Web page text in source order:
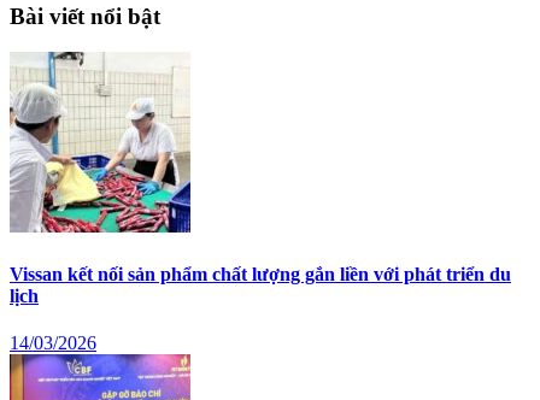
Bài viết nổi bật
Vissan kết nối sản phẩm chất lượng gắn liền với phát triển du
lịch
14/03/2026